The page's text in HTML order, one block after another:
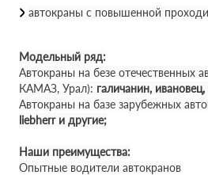
автокраны с повышенной
Модельный ряд:
Автокраны на безе отечественных
КАМАЗ, Урал): галичанин,
Автокраны на базе зарубежных
liebherr и другие;
Наши преимущества:
Опытные водители автокранов